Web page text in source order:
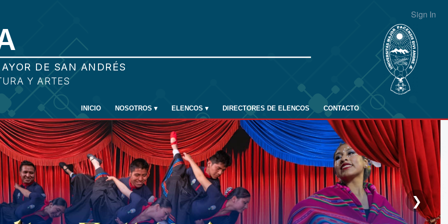
Sign In
INICIO NOSOTROS ▾ ELENCOS ▾ DIRECTORES DE ELENCOS CONTACTO
❯